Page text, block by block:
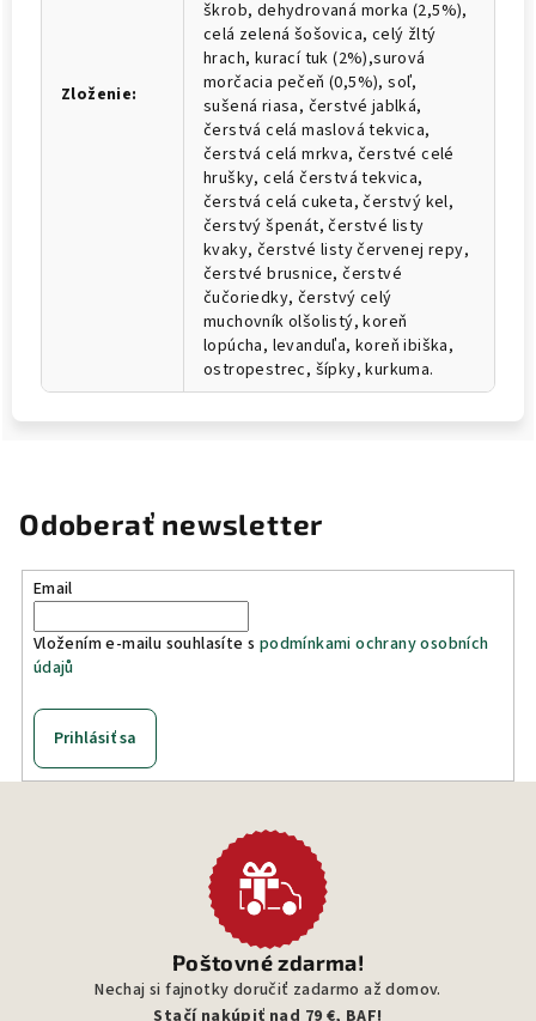
Zloženie:
škrob, dehydrovaná morka (2,5%),
celá zelená šošovica, celý žltý
hrach, kurací tuk (2%),surová
morčacia pečeň (0,5%), soľ,
sušená riasa, čerstvé jablká,
čerstvá celá maslová tekvica,
čerstvá celá mrkva, čerstvé celé
hrušky, celá čerstvá tekvica,
čerstvá celá cuketa, čerstvý kel,
čerstvý špenát, čerstvé listy
kvaky, čerstvé listy červenej repy,
čerstvé brusnice, čerstvé
čučoriedky, čerstvý celý
muchovník olšolistý, koreň
lopúcha, levanduľa, koreň ibiška,
ostropestrec, šípky, kurkuma.
Odoberať newsletter
Email
Vložením e-mailu souhlasíte s podmínkami ochrany osobních
údajů
Prihlásiť sa
Poštovné zdarma!
Nechaj si fajnotky doručiť zadarmo až domov.